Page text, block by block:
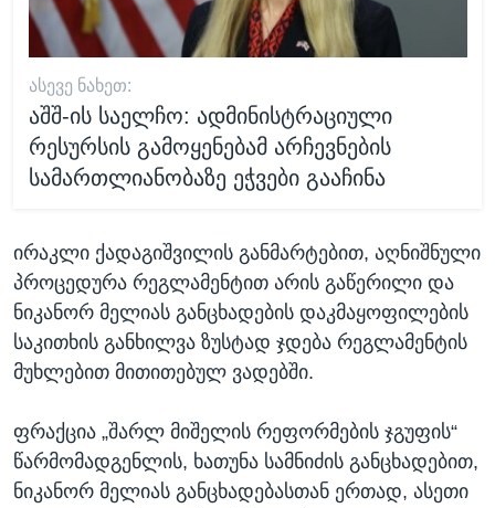
ᲐᲡᲔᲕᲔ ᲜᲐᲮᲔᲗ:
აშშ-ის საელჩო: ადმინისტრაციული
რესურსის გამოყენებამ არჩევნების
სამართლიანობაზე ეჭვები გააჩინა
ირაკლი ქადაგიშვილის განმარტებით, აღნიშნული
პროცედურა რეგლამენტით არის გაწერილი და
ნიკანორ მელიას განცხადების დაკმაყოფილების
საკითხის განხილვა ზუსტად ჯდება რეგლამენტის
მუხლებით მითითებულ ვადებში.
ფრაქცია „შარლ მიშელის რეფორმების ჯგუფის“
წარმომადგენლის, ხათუნა სამნიძის განცხადებით,
ნიკანორ მელიას განცხადებასთან ერთად, ასეთი